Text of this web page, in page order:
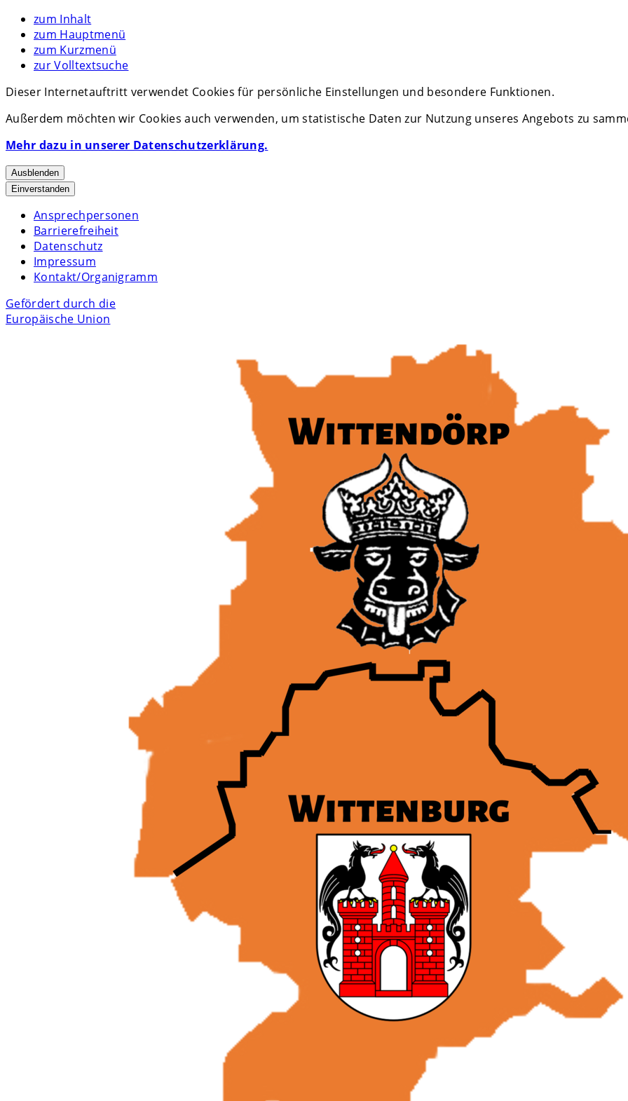
zum Inhalt
zum Hauptmenü
zum Kurzmenü
zur Volltextsuche
Dieser Internetauftritt verwendet Cookies für persönliche Einstellungen und besondere Funktionen.
Außerdem möchten wir Cookies auch verwenden, um statistische Daten zur Nutzung unseres Angebots zu
Mehr dazu in unserer Datenschutzerklärung.
Ausblenden
Einverstanden
Ansprechpersonen
Barrierefreiheit
Datenschutz
Impressum
Kontakt/Organigramm
Gefördert durch die
Europäische Union